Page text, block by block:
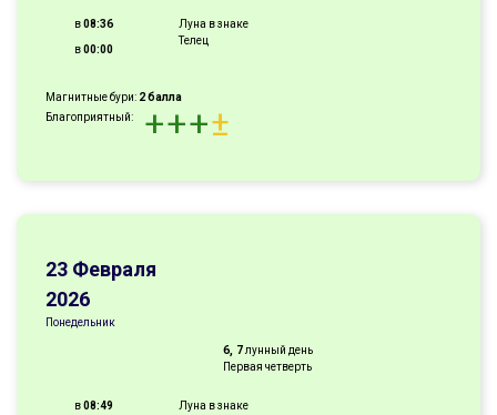
в08:36
в00:00
Луна в знаке
Телец
Магнитные бури: 2 балла
Благоприятный:
+++±
23 Февраля
2026
Понедельник
6, 7лунный день
Первая четверть
в08:49
Луна в знаке